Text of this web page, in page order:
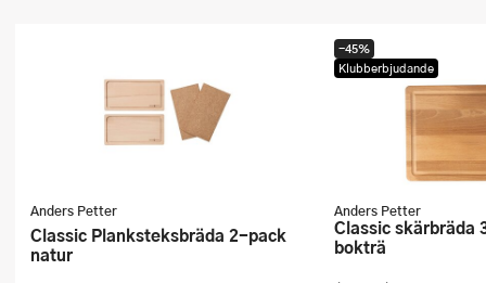
Anders Petter
Classic Planksteksbräda 2-pack
natur
Anders Petter
Classic skärbräda 38x28 cm
bokträ
-45%
Klubberbjudande